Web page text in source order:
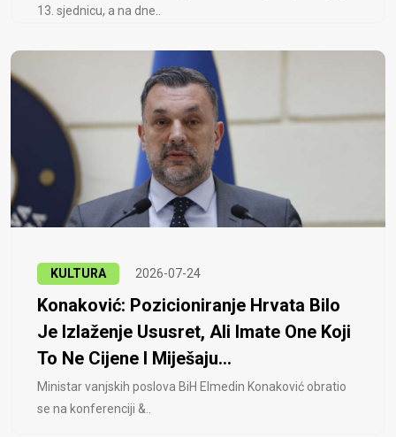
13. sjednicu, a na dne..
KULTURA 2026-07-24
Konaković: Pozicioniranje Hrvata Bilo
Je Izlaženje Ususret, Ali Imate One Koji
To Ne Cijene I Miješaju...
Ministar vanjskih poslova BiH Elmedin Konaković obratio
se na konferenciji &..